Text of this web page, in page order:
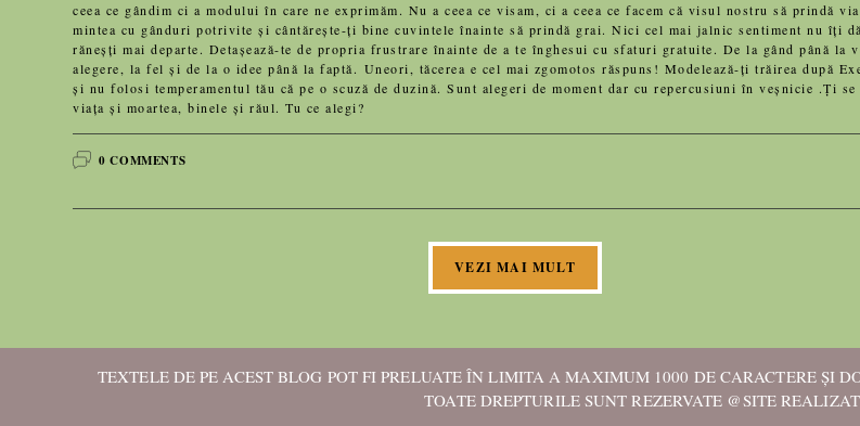
ceea ce gândim ci a modului în care ne exprimăm. Nu a ceea ce visam, ci a ceea ce facem că visul nostru să prindă
mintea cu gânduri potrivite și cântărește-ți bine cuvintele înainte să prindă grai. Nici cel mai jalnic sentiment nu îți
răneșți mai departe. Detașează-te de propria frustrare înainte de a te înghesui cu sfaturi gratuite. De la gând până la
alegere, la fel și de la o idee până la faptă. Uneori, tăcerea e cel mai zgomotos răspuns! Modelează-ți trăirea după
și nu folosi temperamentul tău că pe o scuză de duzină. Sunt alegeri de moment dar cu repercusiuni în veșnicie .Ți
viața și moartea, binele și răul. Tu ce alegi?
0 COMMENTS
VEZI MAI MULT
TEXTELE DE PE ACEST BLOG POT FI PRELUATE ÎN LIMITA A MAXIMUM 1000 DE CARACTERE ȘI
TOATE DREPTURILE SUNT REZERVATE @SITE